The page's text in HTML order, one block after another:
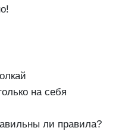
на себя
ли правила?